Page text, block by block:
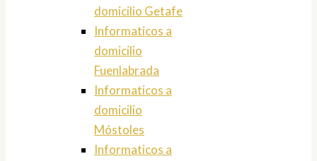
domicilio Getafe
Informaticos a
domicilio
Fuenlabrada
Informaticos a
domicilio
Móstoles
Informaticos a